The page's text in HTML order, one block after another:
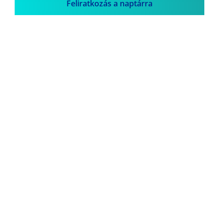
Feliratkozás a naptárra